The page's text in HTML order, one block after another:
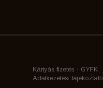
Kártyás fizetés - GYFK
Adatkezelési tájékoztató